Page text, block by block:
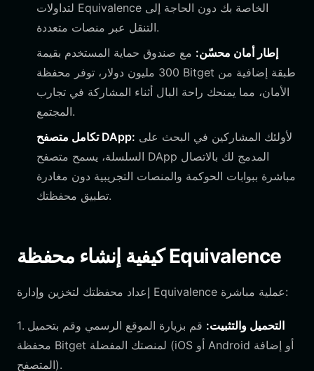
لتداولات Equivalence الخاصة بك دون الحاجة إلى
التنقل عبر منصات متعددة.
إطار أمان محسّن: مع صندوق حماية المستخدم بقيمة
300 مليون دولار، توفر محفظة Bitget طبقة إضافية من
الأمان، مما يمنحك راحة البال أثناء المشاركة في تجارب
المجتمع.
تكامل متصفح DApp:
السلسلة، يسمح متصفح DApp المدمج لك بالاتصال
مباشرة ببوابات الحوكمة والمنصات التجريبية دون مغادرة
تطبيق محفظتك.
كيفية إنشاء محفظة Equivalence
إعداد محفظتك لتخزين وإدارة Equivalence عملية مباشرة:
1. التحميل والتثبيت: قم بزيارة الموقع الرسمي وقم بتحميل
محفظة Bitget لمنصتك المفضلة (iOS أو Android أو إضافة
المتصفح).